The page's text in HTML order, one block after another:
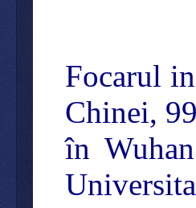
Focarul
Chinei,
în